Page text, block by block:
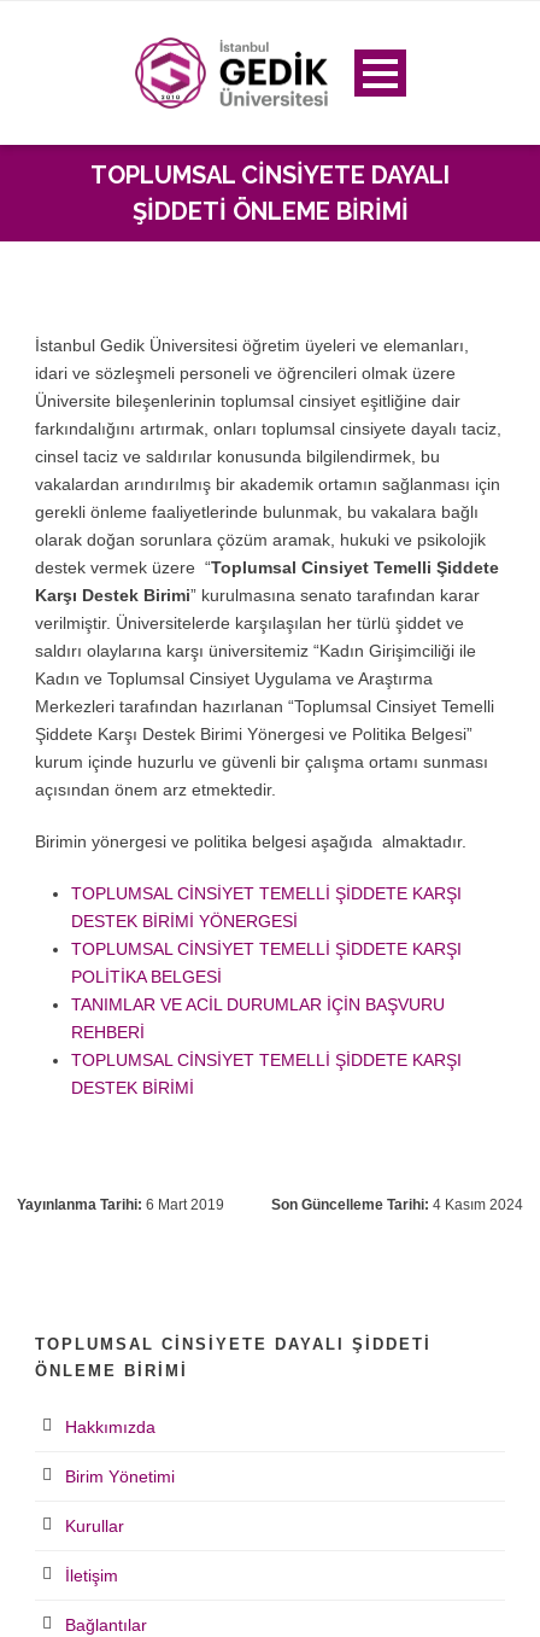
TOPLUMSAL CINSIYETE DAYALI
ŞIDDETI ÖNLEME BIRIMI
İstanbul Gedik Üniversitesi öğretim üyeleri ve elemanları,
idari ve sözleşmeli personeli ve öğrencileri olmak üzere
Üniversite bileşenlerinin toplumsal cinsiyet eşitliğine dair
farkındalığını artırmak, onları toplumsal cinsiyete dayalı taciz,
cinsel taciz ve saldırılar konusunda bilgilendirmek, bu
vakalardan arındırılmış bir akademik ortamın sağlanması için
gerekli önleme faaliyetlerinde bulunmak, bu vakalara bağlı
olarak doğan sorunlara çözüm aramak, hukuki ve psikolojik
destek vermek üzere “Toplumsal Cinsiyet Temelli Şiddete
Karşı Destek Birimi” kurulmasına senato tarafından karar
verilmiştir. Üniversitelerde karşılaşılan her türlü şiddet ve
saldırı olaylarına karşı üniversitemiz “Kadın Girişimciliği ile
Kadın ve Toplumsal Cinsiyet Uygulama ve Araştırma
Merkezleri tarafından hazırlanan “Toplumsal Cinsiyet Temelli
Şiddete Karşı Destek Birimi Yönergesi ve Politika Belgesi”
kurum içinde huzurlu ve güvenli bir çalışma ortamı sunması
açısından önem arz etmektedir.
Birimin yönergesi ve politika belgesi aşağıda almaktadır.
TOPLUMSAL CİNSİYET TEMELLİ ŞİDDETE KARŞI
DESTEK BİRİMİ YÖNERGESİ
TOPLUMSAL CİNSİYET TEMELLİ ŞİDDETE KARŞI
POLİTİKA BELGESİ
TANIMLAR VE ACİL DURUMLAR İÇİN BAŞVURU
REHBERİ
TOPLUMSAL CİNSİYET TEMELLİ ŞİDDETE KARŞI
DESTEK BİRİMİ
Yayınlanma Tarihi: 6 Mart 2019 Son Güncelleme Tarihi: 4 Kasım 2024
TOPLUMSAL CINSIYETE DAYALI ŞIDDETI
ÖNLEME BIRIMI
Hakkımızda
Birim Yönetimi
Kurullar
İletişim
Bağlantılar